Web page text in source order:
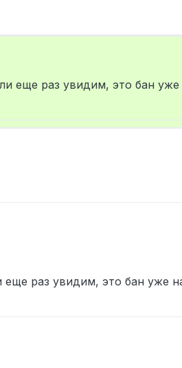
еще раз увидим, это бан уже
раз увидим, это бан уже